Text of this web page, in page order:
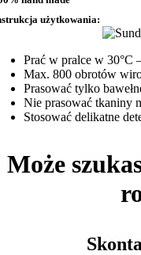
użytkowania:
Prać w pralce w 30°C
Max. 800 obrotów
Prasować tylko
Nie prasować tkaniny
Stosować delikatne
Może